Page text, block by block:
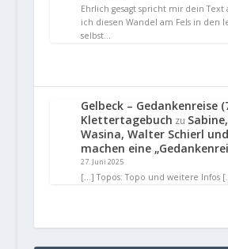
Ehrlich gesagt spricht mir dein Text
ich diesen Wandel am Fels in den
selbst…
Gelbeck – Gedankenreise
Klettertagebuch zu
Wasina, Walter Schierl
machen eine
27. Juni 2025
[…] Topos: Topo und weitere Infos